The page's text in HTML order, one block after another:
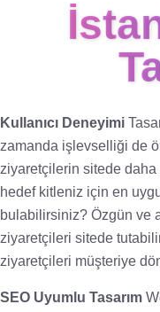
Kullanıcı Deneyimi
zamanda işlevselliği de
ziyaretçilerin sitede daha
hedef kitleniz için en
bulabilirsiniz? Özgün ve
ziyaretçileri sitede
ziyaretçileri müşteriye
SEO Uyumlu Tasarım